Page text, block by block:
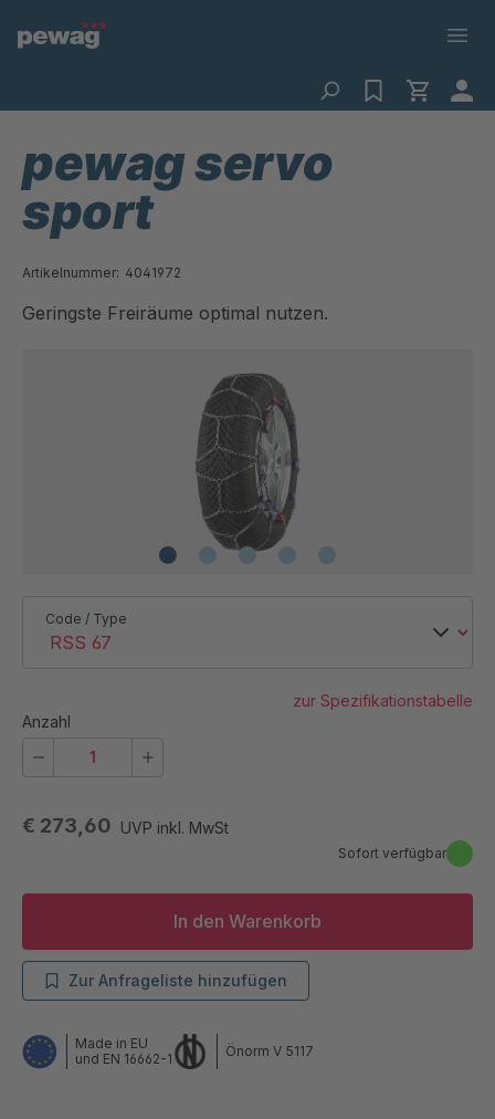
pewag servo
sport
Artikelnummer: 4041972
Geringste Freiräume optimal nutzen.
€ 273,60 UVP inkl. MwSt
Sofort verfügbar
Code / Type
zur Spezifikationstabelle
Anzahl
In den Warenkorb
Zur Anfrageliste hinzufügen
Made in EU
und EN 16662-1
Önorm V 5117